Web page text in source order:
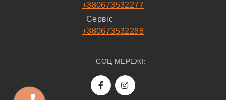
+380673532277
Сервіс
+380673532288
СОЦ МЕРЕЖІ: